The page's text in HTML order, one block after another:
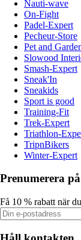
Nauti-wave
On-Fight
Padel-Expert
Pecheur-Store
Pet and
Slowood
Smash-Expert
Sneak'In
Sneakids
Sport is good
Training-Fit
Trek-Expert
Triathlon-
TripnBikers
Winter-Expert
Prenumerera
Få 10 % rabatt när